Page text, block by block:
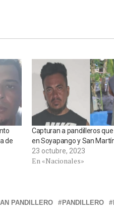
de
Capturan a pandilleros
en Soyapango y San
23 octubre, 2023
En «Nacionales»
PANDILLERO PANDILLERO